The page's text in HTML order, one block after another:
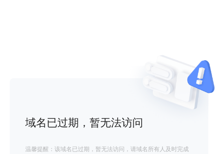
域名已过期，暂无法访问
温馨提醒：该域名已过期，暂无法访问，请域名所有人及时完成